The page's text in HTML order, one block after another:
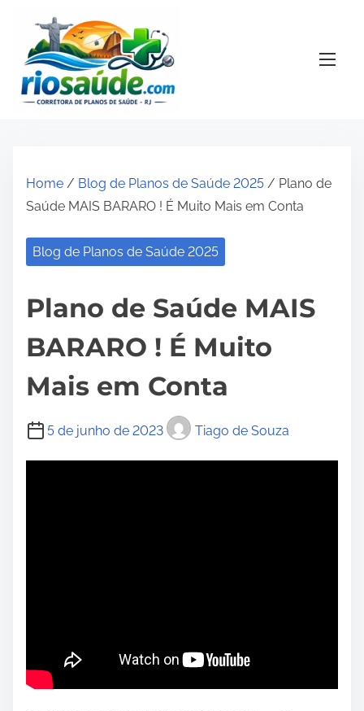
Home / Blog de Planos de Saúde 2025 / Plano de
Saúde MAIS BARARO ! É Muito Mais em Conta
Blog de Planos de Saúde 2025
Plano de Saúde MAIS
BARARO ! É Muito
Mais em Conta
5 de junho de 2023 Tiago de Souza